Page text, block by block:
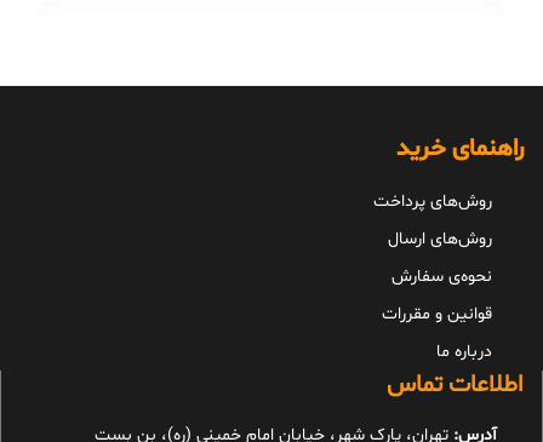
راهنمای خرید
روش‌های پرداخت
روش‌های ارسال
نحوه‌ی سفارش
قوانین و مقررات
درباره ما
اطلاعات تماس
آدرس: تهران، پارک شهر، خیابان امام خمینی (ره)، بن بست